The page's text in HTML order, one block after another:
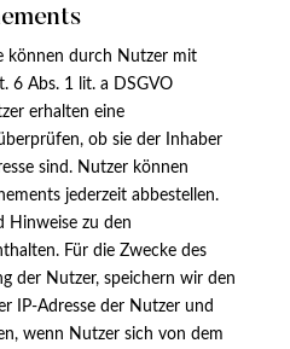
können durch Nutzer mit
6 Abs. 1 lit. a DSGVO
erhalten eine
ob sie der Inhaber
sind. Nutzer können
jederzeit abbestellen.
Hinweise zu den
Für die Zwecke des
der Nutzer, speichern wir den
IP-Adresse der Nutzer und
wenn Nutzer sich von dem